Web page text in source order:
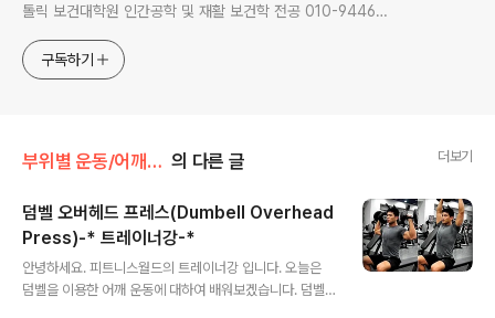
톨릭 보건대학원 인간공학 및 재활 보건학 전공 010-9446-
구독하기
부위별 운동/어깨(should) 의 다른 글 더보기
덤벨 오버헤드 프레스(Dumbell Overhead
Press)-* 트레이너강-*
안녕하세요. 피트니스월드의 트레이너강 입니다. 오늘은
덤벨을 이용한 어깨 운동에 대하여 배워보겠습니다. 덤벨